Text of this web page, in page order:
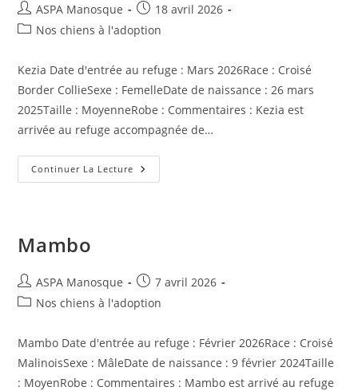
Auteur/autrice
de
ASPA Manosque
Publication
publiée :
18 avril 2026
PostNos chiens à l'adoption
Kezia Date d'entrée au refuge : Mars 2026Race : Croisé
Border CollieSexe : FemelleDate de naissance : 26 mars
2025Taille : MoyenneRobe : Commentaires : Kezia est
arrivée au refuge accompagnée de…
Continuer La Lecture Kezia
Mambo
Auteur/autrice
de
ASPA Manosque
Publication
publiée :
7 avril 2026
PostNos chiens à l'adoption
Mambo Date d'entrée au refuge : Février 2026Race : Croisé
MalinoisSexe : MâleDate de naissance : 9 février 2024Taille
: MoyenRobe : Commentaires : Mambo est arrivé au refuge